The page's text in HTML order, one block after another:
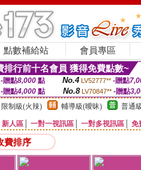
點數補給站 會員專區
排行前十名會員 獲得免費點數~
-贈點8,000點 No.4 LV52777** -贈點
-贈點4,000 點 No.8 LV70847** -贈點
限制級(火辣) 輔導級(曖昧) 普通
新人區 一對一視訊區 一對多視訊區 免
費排序